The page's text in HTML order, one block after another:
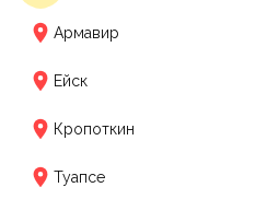
Армавир
Ейск
Кропоткин
Туапсе